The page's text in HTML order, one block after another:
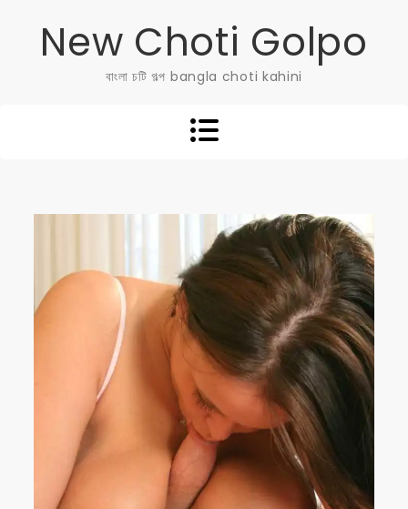
New Choti Golpo
বাংলা চটি গল্প bangla choti kahini